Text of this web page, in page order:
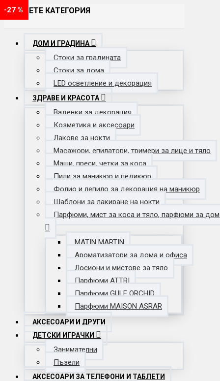
ИЗБЕРЕТЕ КАТЕГОРИЯ
ДОМ И ГРАДИНА
Стоки за градината
Стоки за дома
LED осветление и декорация
ЗДРАВЕ И КРАСОТА
Ваденки за декорация
Козметика и аксесоари
Лакове за нокти
Масажори, епилатори, тримери за лице и тяло
Маши, преси, четки за коса
Пили за маникюр и педикюр
Фолио и лепило за декорация на маникюр
Шаблони за лакиране на нокти
Парфюми, мист за коса и тяло, парфюми за
MATIN MARTIN
Ароматизатори за дома и офиса
Лосиони и мистове за тяло
Парфюми ATTRI
Парфюми GULF ORCHID
Парфюми MAISON ASRAR
АКСЕСОАРИ И ДРУГИ
ДЕТСКИ ИГРАЧКИ
Занимателни
Пъзели
АКСЕСОАРИ ЗА ТЕЛЕФОНИ И ТАБЛЕТИ
-28 %
-29 %
-20 %
-19 %
-18 %
-24 %
-19 %
-33 %
-29 %
-33 %
-43 %
-35 %
-40 %
-39 %
-20 %
-50 %
-40 %
-18 %
-20 %
-70 %
-52 %
-63 %
-42 %
-16 %
-36 %
-23 %
-54 %
-33 %
-29 %
-26 %
-37 %
-23 %
-63 %
-25 %
-62 %
-20 %
-38 %
-27 %
-20 %
-25 %
-17 %
-28 %
-20 %
-27 %